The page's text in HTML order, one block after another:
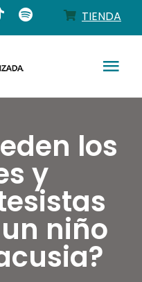
TIENDA
los
y
niño